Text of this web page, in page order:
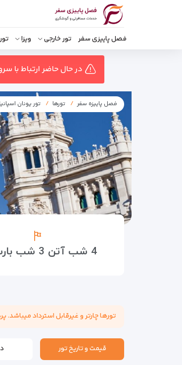
فصل پاییزی سفر تور خارجی ویزا
در حال حاضر ارتباط با
فصل پاییزه سفر تورها تور یونان اسپانیا
4 شب آتن 3 شب بارسلون
تورها چارتر و غیرقابل استرداد میباشد. پرداخت ۵۰٪ مبلغ تور هنگام عقد قرارداد الزامی میباشد. مسئولیت کنترل پاسپورت بابت هرگونه ممنوعیت خروج از کشور
قیمت و تاریخ تور